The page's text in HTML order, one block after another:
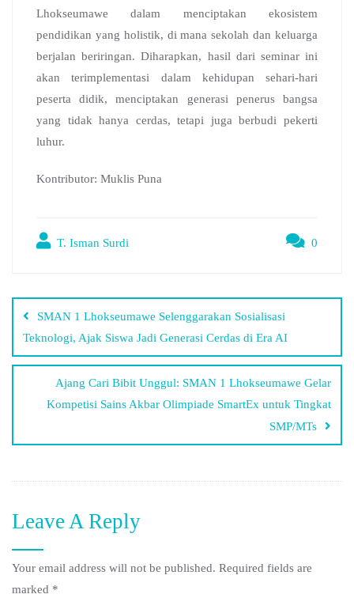
Lhokseumawe dalam menciptakan ekosistem
pendidikan yang holistik, di mana sekolah dan keluarga
berjalan beriringan. Diharapkan, hasil dari seminar ini
akan terimplementasi dalam kehidupan sehari-hari
peserta didik, menciptakan generasi penerus bangsa
yang tidak hanya cerdas, tetapi juga berbudi pekerti
luhur.
Kontributor: Muklis Puna
T. Isman Surdi 0
SMAN 1 Lhokseumawe Selenggarakan Sosialisasi
Teknologi, Ajak Siswa Jadi Generasi Cerdas di Era AI
Ajang Cari Bibit Unggul: SMAN 1 Lhokseumawe Gelar
Kompetisi Sains Akbar Olimpiade SmartEx untuk Tingkat
SMP/MTs
Leave A Reply
Your email address will not be published. Required fields are
marked *